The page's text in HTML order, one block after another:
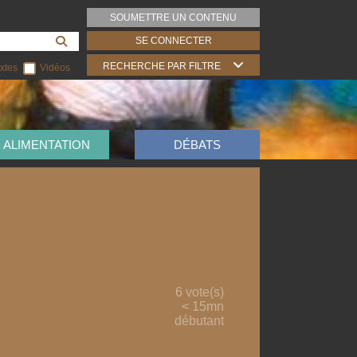
Vidéos
SOUMETTRE UN CONTENU
SE CONNECTER
RECHERCHE PAR FILTRE
ALIMENTATION DÉBATS
6 vote(s)
< 15mn
débutant